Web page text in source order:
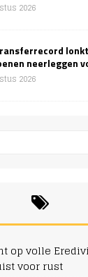
2026
neerleggen
2026
op volle
voor rust